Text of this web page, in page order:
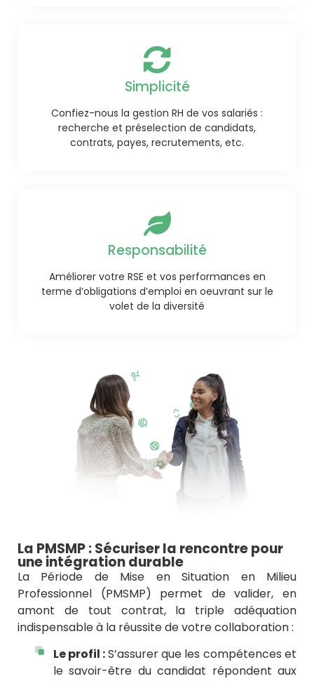
Simplicité
Confiez-nous la gestion RH de vos salariés :
recherche et préselection de candidats,
contrats, payes, recrutements, etc.
Responsabilité
Améliorer votre RSE et vos performances en
terme d’obligations d’emploi en oeuvrant sur le
volet de la diversité
La PMSMP : Sécuriser la rencontre pour
une intégration durable
La Période de Mise en Situation en Milieu
Professionnel (PMSMP) permet de valider, en
amont de tout contrat, la triple adéquation
indispensable à la réussite de votre collaboration :
Le profil :S’assurer que les compétences et
le savoir-être du candidat répondent aux